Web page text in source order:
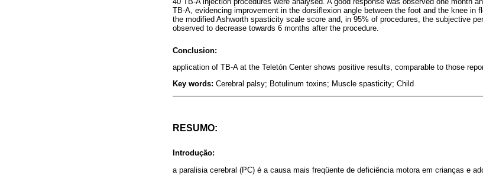
TB-A, evidencing improvement in the dorsiflexion angle between the foot and the knee in
the modified Ashworth spasticity scale score and, in 95% of procedures, the subjective
observed to decrease towards 6 months after the procedure.
Conclusion:
application of TB-A at the Teletón Center shows positive results, comparable to those
Key words: Cerebral palsy; Botulinum toxins; Muscle spasticity; Child
RESUMO:
Introdução:
a paralisia cerebral (PC) é a causa mais freqüente de deficiência motora em crianças e